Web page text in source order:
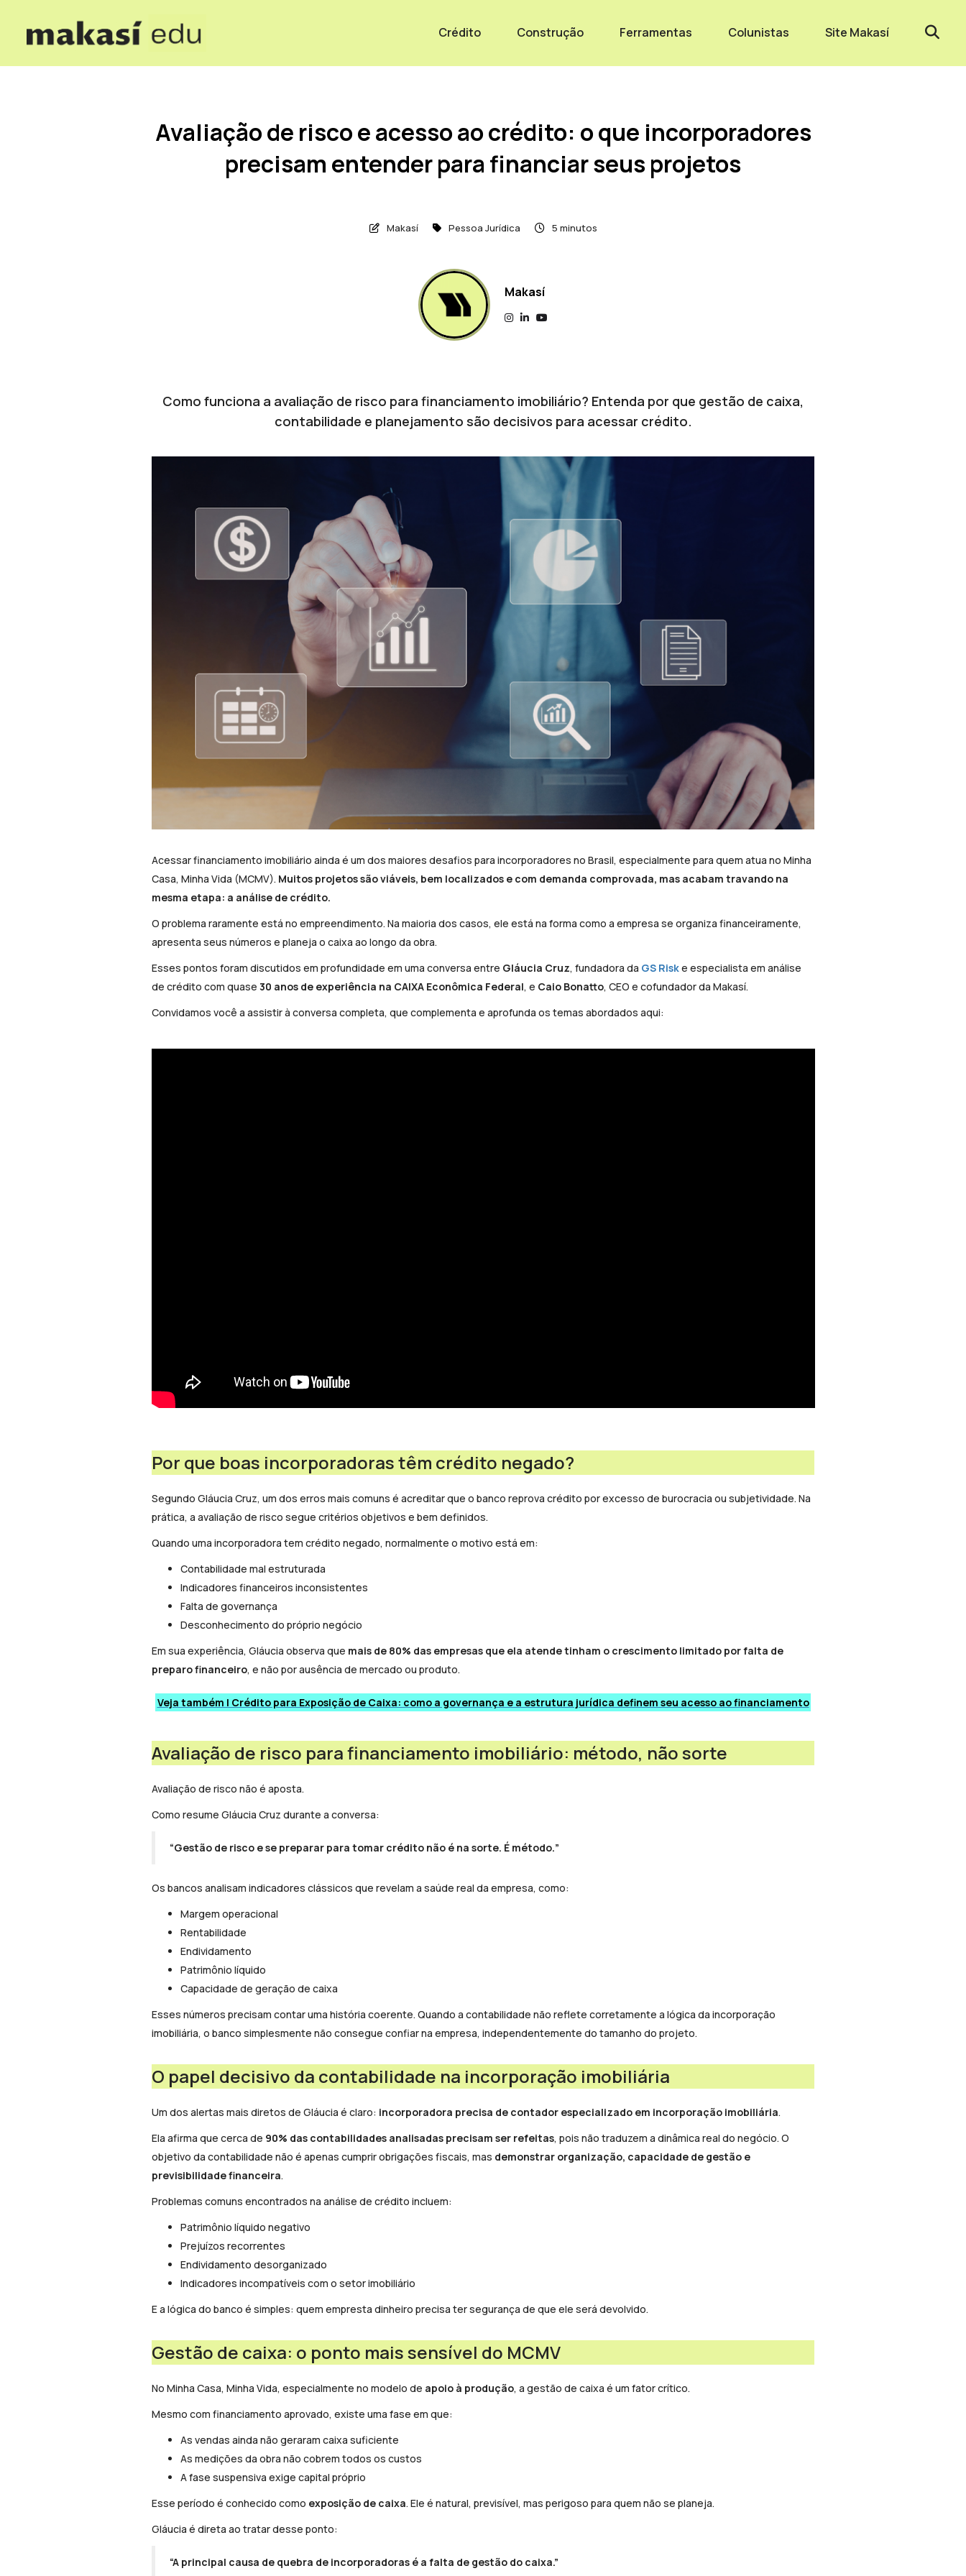
Crédito Construção Ferramentas Colunistas Site Makasí
Avaliação de risco e acesso ao crédito: o que incorporadores
precisam entender para financiar seus projetos
Makasí Pessoa Jurídica 5 minutos
Makasí
Como funciona a avaliação de risco para financiamento imobiliário? Entenda por que gestão de caixa,
contabilidade e planejamento são decisivos para acessar crédito.
Acessar financiamento imobiliário ainda é um dos maiores desafios para incorporadores no Brasil, especialmente para quem atua no Minha
Casa, Minha Vida (MCMV). Muitos projetos são viáveis, bem localizados e com demanda comprovada, mas acabam travando na
mesma etapa: a análise de crédito.
O problema raramente está no empreendimento. Na maioria dos casos, ele está na forma como a empresa se organiza financeiramente,
apresenta seus números e planeja o caixa ao longo da obra.
Esses pontos foram discutidos em profundidade em uma conversa entre Gláucia Cruz, fundadora da GS Riske especialista em análise
de crédito com quase 30 anos de experiência na CAIXA Econômica Federal, e Caio Bonatto, CEO e cofundador da Makasí.
Convidamos você a assistir à conversa completa, que complementa e aprofunda os temas abordados aqui:
Por que boas incorporadoras têm crédito negado?
Segundo Gláucia Cruz, um dos erros mais comuns é acreditar que o banco reprova crédito por excesso de burocracia ou subjetividade. Na
prática, a avaliação de risco segue critérios objetivos e bem definidos.
Quando uma incorporadora tem crédito negado, normalmente o motivo está em:
Contabilidade mal estruturada
Indicadores financeiros inconsistentes
Falta de governança
Desconhecimento do próprio negócio
Em sua experiência, Gláucia observa que mais de 80% das empresas que ela atende tinham o crescimento limitado por falta de
preparo financeiro, e não por ausência de mercado ou produto.
Veja também | Crédito para Exposição de Caixa: como a governança e a estrutura jurídica definem seu acesso ao financiamento
Avaliação de risco para financiamento imobiliário: método, não sorte
Avaliação de risco não é aposta.
Como resume Gláucia Cruz durante a conversa:
“Gestão de risco e se preparar para tomar crédito não é na sorte. É método.”
Os bancos analisam indicadores clássicos que revelam a saúde real da empresa, como:
Margem operacional
Rentabilidade
Endividamento
Patrimônio líquido
Capacidade de geração de caixa
Esses números precisam contar uma história coerente. Quando a contabilidade não reflete corretamente a lógica da incorporação
imobiliária, o banco simplesmente não consegue confiar na empresa, independentemente do tamanho do projeto.
O papel decisivo da contabilidade na incorporação imobiliária
Um dos alertas mais diretos de Gláucia é claro: incorporadora precisa de contador especializado em incorporação imobiliária.
Ela afirma que cerca de 90% das contabilidades analisadas precisam ser refeitas, pois não traduzem a dinâmica real do negócio. O
objetivo da contabilidade não é apenas cumprir obrigações fiscais, mas demonstrar organização, capacidade de gestão e
previsibilidade financeira.
Problemas comuns encontrados na análise de crédito incluem:
Patrimônio líquido negativo
Prejuízos recorrentes
Endividamento desorganizado
Indicadores incompatíveis com o setor imobiliário
E a lógica do banco é simples: quem empresta dinheiro precisa ter segurança de que ele será devolvido.
Gestão de caixa: o ponto mais sensível do MCMV
No Minha Casa, Minha Vida, especialmente no modelo de apoio à produção, a gestão de caixa é um fator crítico.
Mesmo com financiamento aprovado, existe uma fase em que:
As vendas ainda não geraram caixa suficiente
As medições da obra não cobrem todos os custos
A fase suspensiva exige capital próprio
Esse período é conhecido como exposição de caixa. Ele é natural, previsível, mas perigoso para quem não se planeja.
Gláucia é direta ao tratar desse ponto:
“A principal causa de quebra de incorporadoras é a falta de gestão do caixa.”